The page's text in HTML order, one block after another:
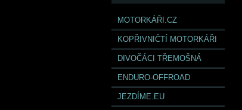
MOTORKÁŘI.CZ
KOPŘIVNIČTÍ MOTORKÁŘI
DIVOČÁCI TŘEMOŠNÁ
ENDURO-OFFROAD
JEZDÍME.EU